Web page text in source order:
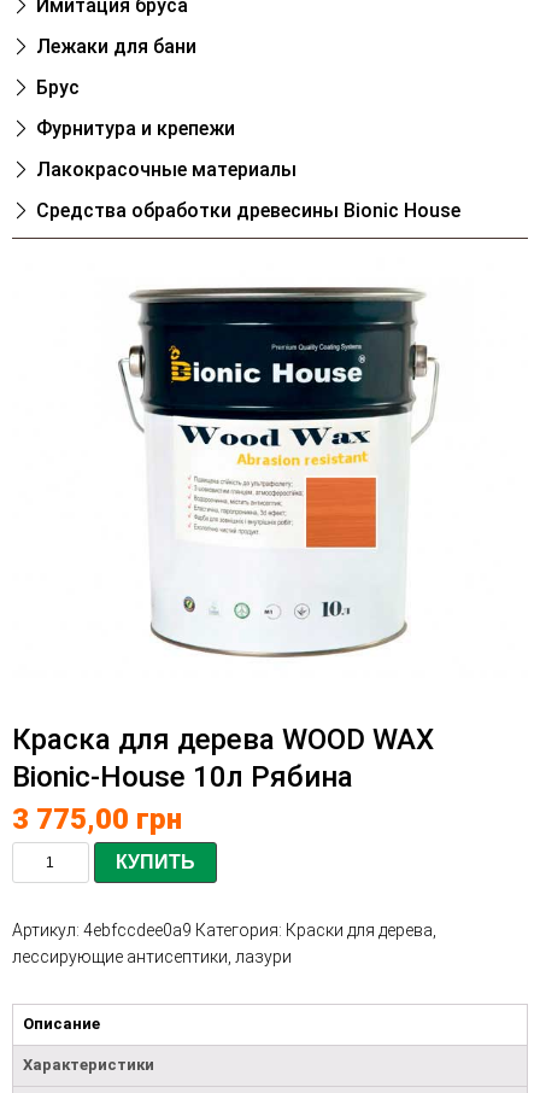
Имитация бруса
Лежаки для бани
Брус
Фурнитура и крепежи
Лакокрасочные материалы
Cредства обработки древесины Bionic House
Краска для дерева WOOD WAX
Bionic-House 10л Рябина
3 775,00 грн
КУПИТЬ
Артикул: 4ebfccdee0a9 Категория: Краски для дерева,
лессирующие антисептики, лазури
Описание
Характеристики